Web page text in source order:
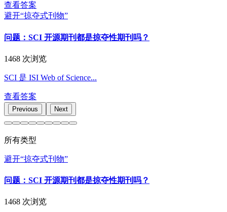
查看答案
避开“掠夺式刊物”
问题： SCI 开源期刊都是掠夺性期刊吗？
1468 次浏览
SCI 是 ISI Web of Science...
查看答案
Previous Next
所有类型
避开“掠夺式刊物”
问题：SCI 开源期刊都是掠夺性期刊吗？
1468 次浏览